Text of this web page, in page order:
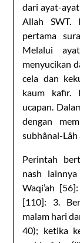
dari ayat-
Allah SWT.
pertama
Melalui
menyucikan
cela dan
kaum kafir.
ucapan.
dengan
subhânal-Lâh
Perintah
nash
Waqi’ah
[110]: 3.
malam hari
40); ketika